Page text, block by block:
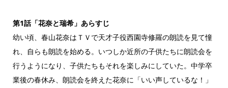
第1話「花奈と瑞希」あらすじ
幼い頃、春山花奈はＴＶで天才子役西園寺修羅の朗読を見て憧
れ、自らも朗読を始める。いつしか近所の子供たちに朗読会を
行うようになり、子供たちもそれを楽しみにしていた。中学卒
業後の春休み、朗読会を終えた花奈に「いい声しているな！」